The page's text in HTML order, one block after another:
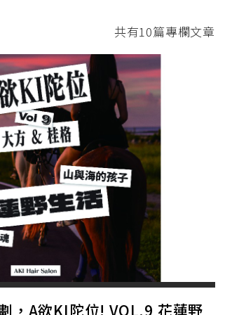
共有10篇專欄文章
，A欲KI陀位! VOL.9 花蓮野